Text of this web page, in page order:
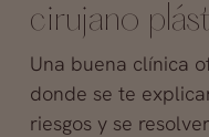
cirujano
Una buena clínica
donde se te
riesgos y se